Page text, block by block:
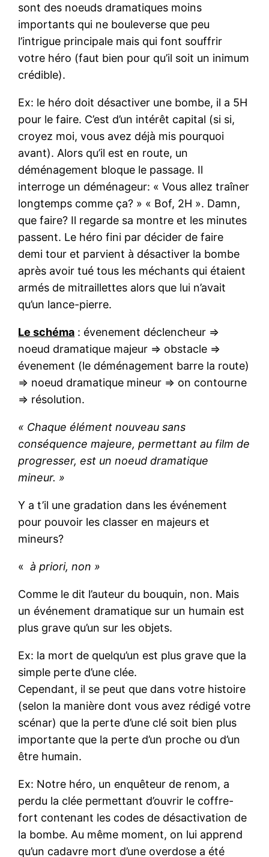
sont des noeuds dramatiques moins
importants qui ne bouleverse que peu
l’intrigue principale mais qui font souffrir
votre héro (faut bien pour qu’il soit un inimum
crédible).
Ex: le héro doit désactiver une bombe, il a 5H
pour le faire. C’est d’un intérêt capital (si si,
croyez moi, vous avez déjà mis pourquoi
avant). Alors qu’il est en route, un
déménagement bloque le passage. Il
interroge un déménageur: « Vous allez traîner
longtemps comme ça? » « Bof, 2H ». Damn,
que faire? Il regarde sa montre et les minutes
passent. Le héro fini par décider de faire
demi tour et parvient à désactiver la bombe
après avoir tué tous les méchants qui étaient
armés de mitraillettes alors que lui n’avait
qu’un lance-pierre.
Le schéma : évenement déclencheur =>
noeud dramatique majeur => obstacle =>
évenement (le déménagement barre la route)
=> noeud dramatique mineur => on contourne
=> résolution.
« Chaque élément nouveau sans
conséquence majeure, permettant au film de
progresser, est un noeud dramatique
mineur. »
Y a t’il une gradation dans les événement
pour pouvoir les classer en majeurs et
mineurs?
« à priori, non »
Comme le dit l’auteur du bouquin, non. Mais
un événement dramatique sur un humain est
plus grave qu’un sur les objets.
Ex: la mort de quelqu’un est plus grave que la
simple perte d’une clée.
Cependant, il se peut que dans votre histoire
(selon la manière dont vous avez rédigé votre
scénar) que la perte d’une clé soit bien plus
importante que la perte d’un proche ou d’un
être humain.
Ex: Notre héro, un enquêteur de renom, a
perdu la clée permettant d’ouvrir le coffre-
fort contenant les codes de désactivation de
la bombe. Au même moment, on lui apprend
qu’un cadavre mort d’une overdose a été